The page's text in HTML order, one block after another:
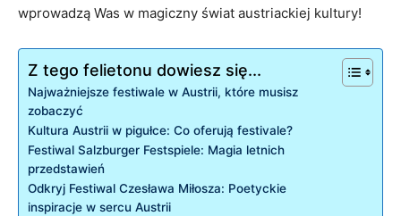
wprowadzą‌ Was‍ w magiczny świat austriackiej kultury!
Z tego felietonu dowiesz się...
Najważniejsze festiwale w Austrii,⁣ które musisz
zobaczyć
Kultura Austrii⁢ w pigułce: Co oferują ⁢festivale?
Festiwal Salzburger ⁢Festspiele: Magia letnich
przedstawień
Odkryj‌ Festiwal‍ Czesława Miłosza: Poetyckie
inspiracje w sercu‍ Austrii